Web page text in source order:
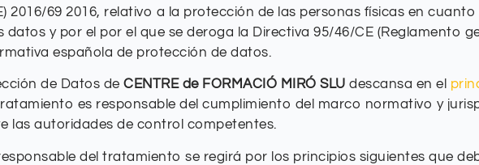
2016/69 2016, relativo a la protección de las personas físicas en
datos y por el por el que se deroga la Directiva 95/46/CE (Reglamento
española de protección de datos.
de Datos de CENTRE de FORMACIÓ MIRÓ SLU descansa en el
es responsable del cumplimiento del marco normativo y
las autoridades de control competentes.
del tratamiento se regirá por los principios siguientes que